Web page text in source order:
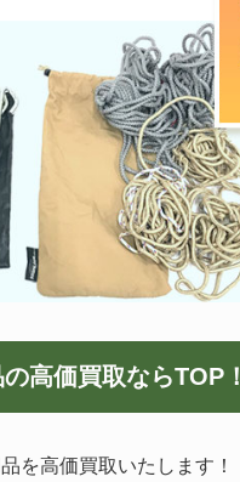
高価買取ならTOP！
を高価買取いたします！